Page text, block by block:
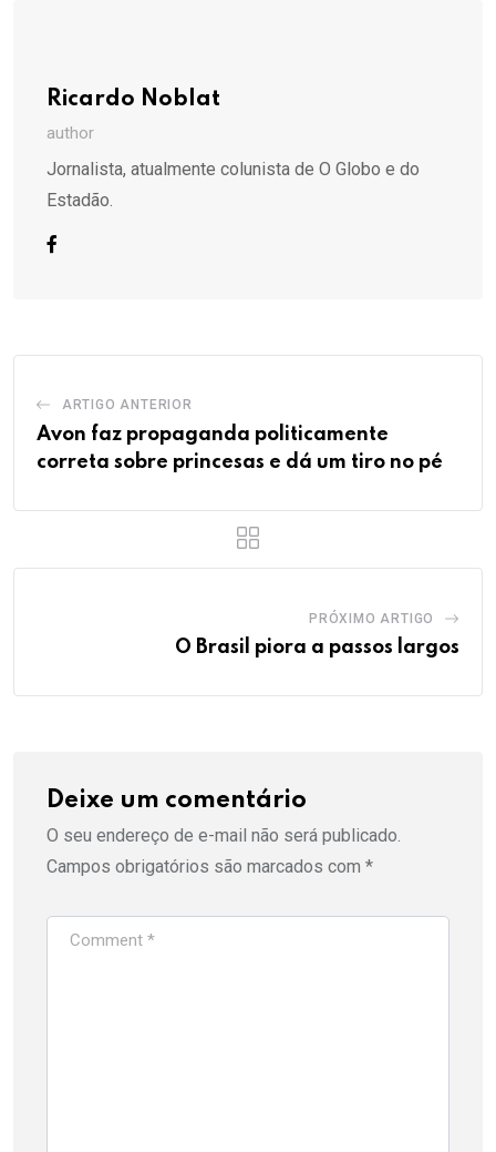
Ricardo Noblat
author
Jornalista, atualmente colunista de O Globo e do
Estadão.
ARTIGO ANTERIOR
Avon faz propaganda politicamente
correta sobre princesas e dá um tiro no pé
PRÓXIMO ARTIGO
O Brasil piora a passos largos
Deixe um comentário
O seu endereço de e-mail não será publicado.
Campos obrigatórios são marcados com *